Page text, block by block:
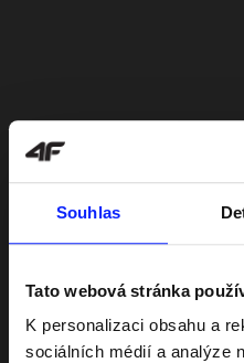
Souhlas
Tato webová stránka
K personalizaci obsahu a
sociálních médií a analýze